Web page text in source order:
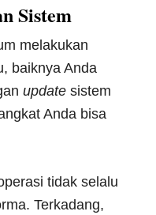
Sistem
melakukan
baiknya Anda
updatesistem
Anda bisa
tidak selalu
Terkadang,